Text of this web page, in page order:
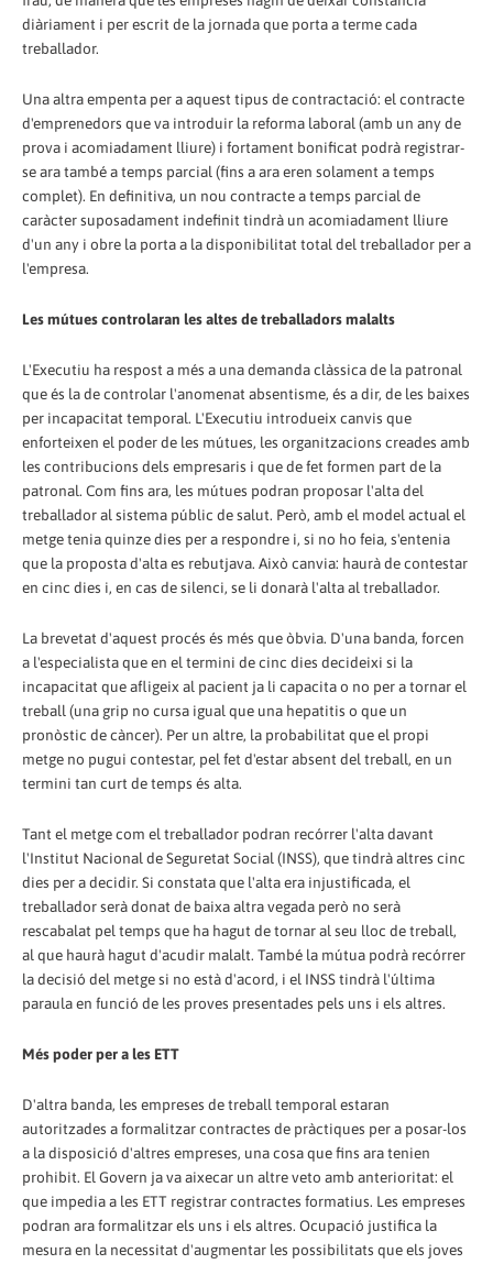
diàriament i per escrit de la jornada que porta a terme cada
treballador.
Una altra empenta per a aquest tipus de contractació: el contracte
d'emprenedors que va introduir la reforma laboral (amb un any de
prova i acomiadament lliure) i fortament bonificat podrà registrar-
se ara també a temps parcial (fins a ara eren solament a temps
complet). En definitiva, un nou contracte a temps parcial de
caràcter suposadament indefinit tindrà un acomiadament lliure
d'un any i obre la porta a la disponibilitat total del treballador per a
l'empresa.
Les mútues controlaran les altes de treballadors malalts
L'Executiu ha respost a més a una demanda clàssica de la patronal
que és la de controlar l'anomenat absentisme, és a dir, de les baixes
per incapacitat temporal. L'Executiu introdueix canvis que
enforteixen el poder de les mútues, les organitzacions creades amb
les contribucions dels empresaris i que de fet formen part de la
patronal. Com fins ara, les mútues podran proposar l'alta del
treballador al sistema públic de salut. Però, amb el model actual el
metge tenia quinze dies per a respondre i, si no ho feia, s'entenia
que la proposta d'alta es rebutjava. Això canvia: haurà de contestar
en cinc dies i, en cas de silenci, se li donarà l'alta al treballador.
La brevetat d'aquest procés és més que òbvia. D'una banda, forcen
a l'especialista que en el termini de cinc dies decideixi si la
incapacitat que afligeix al pacient ja li capacita o no per a tornar el
treball (una grip no cursa igual que una hepatitis o que un
pronòstic de càncer). Per un altre, la probabilitat que el propi
metge no pugui contestar, pel fet d'estar absent del treball, en un
termini tan curt de temps és alta.
Tant el metge com el treballador podran recórrer l'alta davant
l'Institut Nacional de Seguretat Social (INSS), que tindrà altres cinc
dies per a decidir. Si constata que l'alta era injustificada, el
treballador serà donat de baixa altra vegada però no serà
rescabalat pel temps que ha hagut de tornar al seu lloc de treball,
al que haurà hagut d'acudir malalt. També la mútua podrà recórrer
la decisió del metge si no està d'acord, i el INSS tindrà l'última
paraula en funció de les proves presentades pels uns i els altres.
Més poder per a les ETT
D'altra banda, les empreses de treball temporal estaran
autoritzades a formalitzar contractes de pràctiques per a posar-los
a la disposició d'altres empreses, una cosa que fins ara tenien
prohibit. El Govern ja va aixecar un altre veto amb anterioritat: el
que impedia a les ETT registrar contractes formatius. Les empreses
podran ara formalitzar els uns i els altres. Ocupació justifica la
mesura en la necessitat d'augmentar les possibilitats que els joves